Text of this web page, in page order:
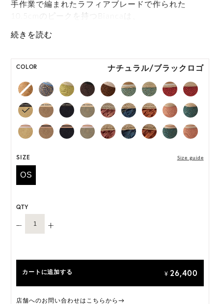
手作業で編まれたラフィアブレードで作られた
10.5cmのピークを持つBiancaは、
を与え、日差しからもあなたを守ります。
ONE SIZE展開の商品:ONE SIZE 57.5cm
*ハンドメイド製品のサイズには微小の個体差がござ
います。
COLOR ナチュラル/ブラックロゴ
SIZE Size guide
OS
QTY
カートに追加する ¥ 26,400
店舗へのお問い合わせはこちらから→